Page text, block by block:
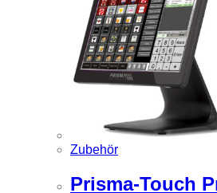
Zubehör
Prisma-Touch